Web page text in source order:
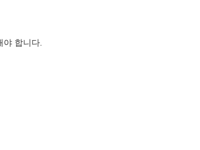
야 합니다.